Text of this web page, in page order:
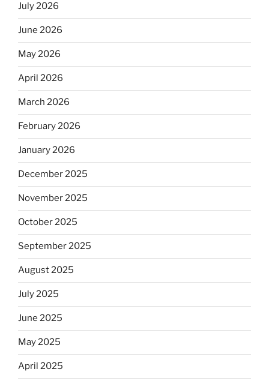
July 2026
June 2026
May 2026
April 2026
March 2026
February 2026
January 2026
December 2025
November 2025
October 2025
September 2025
August 2025
July 2025
June 2025
May 2025
April 2025